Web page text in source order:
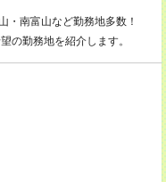
・南富山など勤務地多数！
勤務地を紹介します。